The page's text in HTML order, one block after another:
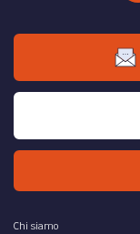
Chi siamo